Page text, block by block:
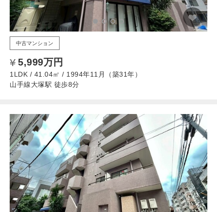
中古マンション
5,999万円
1LDK / 41.04㎡ / 1994年11月（築31年）
山手線大塚駅 徒歩8分